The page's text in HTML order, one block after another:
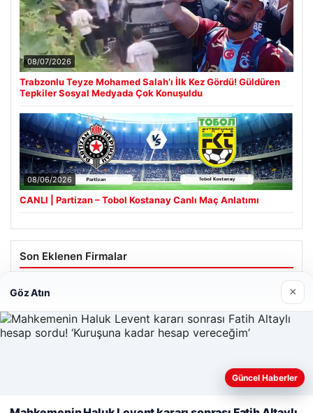
08/07/2026
Trabzonlu Teyze Mohamed Salah’ı İlk Kez Gördü! Güldüren
Tepkiler Sosyal Medyada Çok Konuşuldu
08/06/2026
CANLI | Partizan – Tobol Kostanay Canlı Maç Anlatımı
Son Eklenen Firmalar
Hastaş Beton
Web sitemizi nasıl kullandığınızı daha iyi anlayabilmek,
kullanıyoruz. Çerez Politikamız
Göz Atın ×
Güncel Haberler